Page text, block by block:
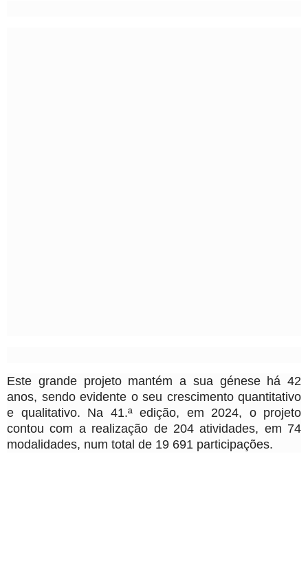
Este grande projeto mantém a sua génese há 42
anos, sendo evidente o seu crescimento quantitativo
e qualitativo. Na 41.ª edição, em 2024, o projeto
contou com a realização de 204 atividades, em 74
modalidades, num total de 19 691 participações.